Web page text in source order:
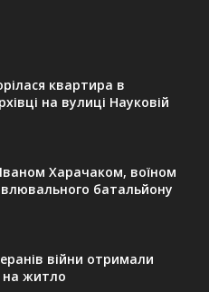
квартира в
на вулиці Науковій
Харачаком, воїном
батальйону
війни отримали
на житло